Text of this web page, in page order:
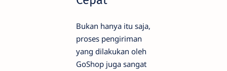
Bukan hanya itu saja,
proses pengiriman
yang dilakukan oleh
GoShop juga sangat